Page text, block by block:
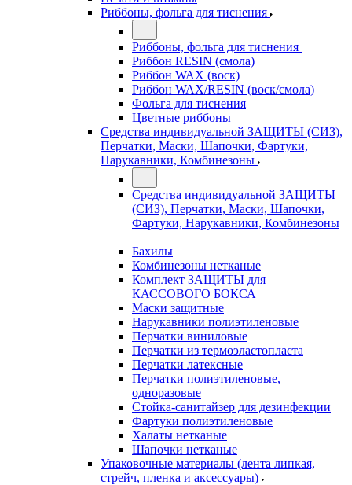
Риббоны, фольга для тиснения
Риббоны, фольга для тиснения
Риббон RESIN (смола)
Риббон WAX (воск)
Риббон WAX/RESIN (воск/смола)
Фольга для тиснения
Цветные риббоны
Средства индивидуальной ЗАЩИТЫ (СИЗ),
Перчатки, Маски, Шапочки, Фартуки,
Нарукавники, Комбинезоны
Средства индивидуальной ЗАЩИТЫ
(СИЗ), Перчатки, Маски, Шапочки,
Фартуки, Нарукавники, Комбинезоны
Бахилы
Комбинезоны нетканые
Комплект ЗАЩИТЫ для
КАССОВОГО БОКСА
Маски защитные
Нарукавники полиэтиленовые
Перчатки виниловые
Перчатки из термоэластопласта
Перчатки латексные
Перчатки полиэтиленовые,
одноразовые
Стойка-санитайзер для дезинфекции
Фартуки полиэтиленовые
Халаты нетканые
Шапочки нетканые
Упаковочные материалы (лента липкая,
стрейч, пленка и аксессуары)